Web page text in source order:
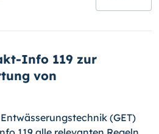
Info 119 zur
von
(GET)